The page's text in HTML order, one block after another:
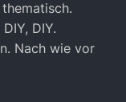
DIY.
Nach wie vor